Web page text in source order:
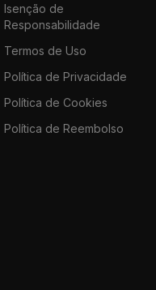
Isenção de
Responsabilidade
Termos de Uso
Política de Privacidade
Política de Cookies
Política de Reembolso